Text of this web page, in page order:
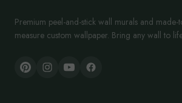
Premium peel-and-stick wall murals and made-
measure custom wallpaper. Bring any wall to